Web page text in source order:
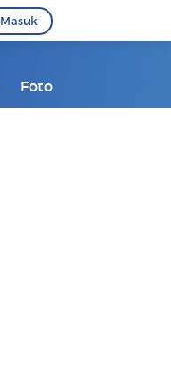
Masuk
Foto